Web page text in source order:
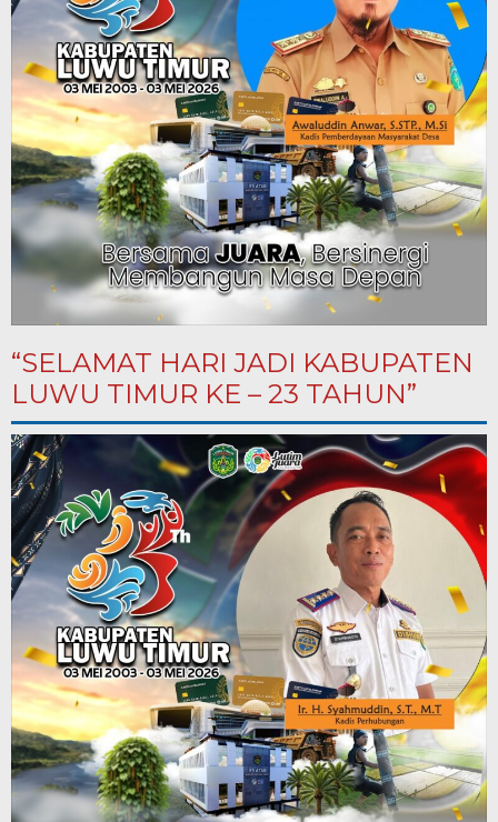
“SELAMAT HARI JADI KABUPATEN
LUWU TIMUR KE – 23 TAHUN”